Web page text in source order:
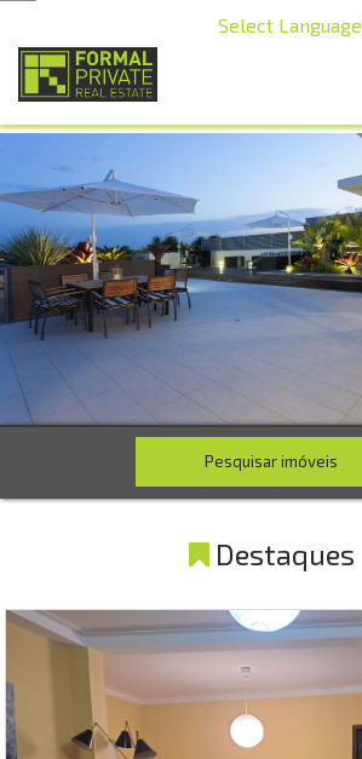
Select Language
Pesquisar imóveis
Destaques